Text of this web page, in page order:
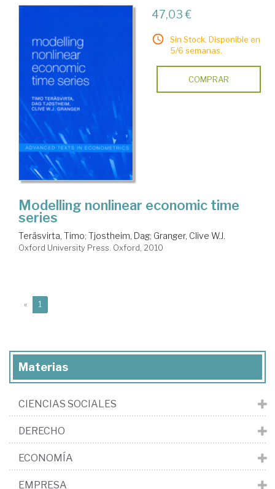
47,03 €
Sin Stock. Disponible en
5/6 semanas.
COMPRAR
Modelling nonlinear economic time
series
Teräsvirta, Timo; Tjostheim, Dag; Granger, Clive W.J.
Oxford University Press. Oxford, 2010
« 1
Materias
CIENCIAS SOCIALES
DERECHO
ECONOMÍA
EMPRESA